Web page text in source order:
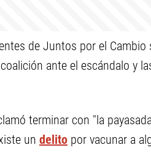
de Juntos por el
ante el escándalo y
terminar con "la
un delito por vacunar a